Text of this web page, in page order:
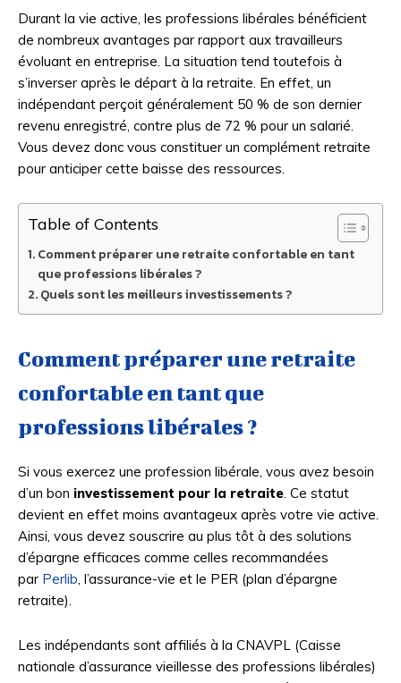
Durant la vie active, les professions libérales bénéficient
de nombreux avantages par rapport aux travailleurs
évoluant en entreprise. La situation tend toutefois à
s’inverser après le départ à la retraite. En effet, un
indépendant perçoit généralement 50 % de son dernier
revenu enregistré, contre plus de 72 % pour un salarié.
Vous devez donc vous constituer un complément retraite
pour anticiper cette baisse des ressources.
Table of Contents
Comment préparer une retraite confortable en tant
que professions libérales ?
Quels sont les meilleurs investissements ?
Comment préparer une retraite
confortable en tant que
professions libérales ?
Si vous exercez une profession libérale, vous avez besoin
d’un bon investissement pour la retraite . Ce statut
devient en effet moins avantageux après votre vie active.
Ainsi, vous devez souscrire au plus tôt à des solutions
d’épargne efficaces comme celles recommandées
par Perlib , l’assurance-vie et le PER (plan d’épargne
retraite).
Les indépendants sont affiliés à la CNAVPL (Caisse
nationale d’assurance vieillesse des professions libérales)